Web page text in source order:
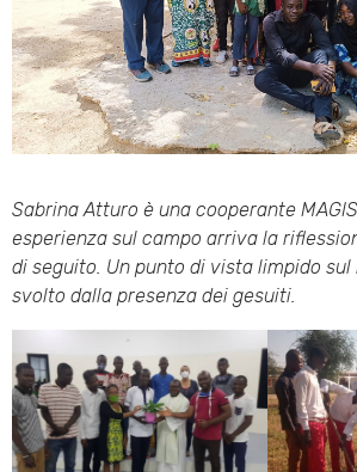
Sabrina Atturo è una cooperante
esperienza sul campo arriva la
di seguito. Un punto di vista limpido
svolto dalla presenza dei gesuiti.